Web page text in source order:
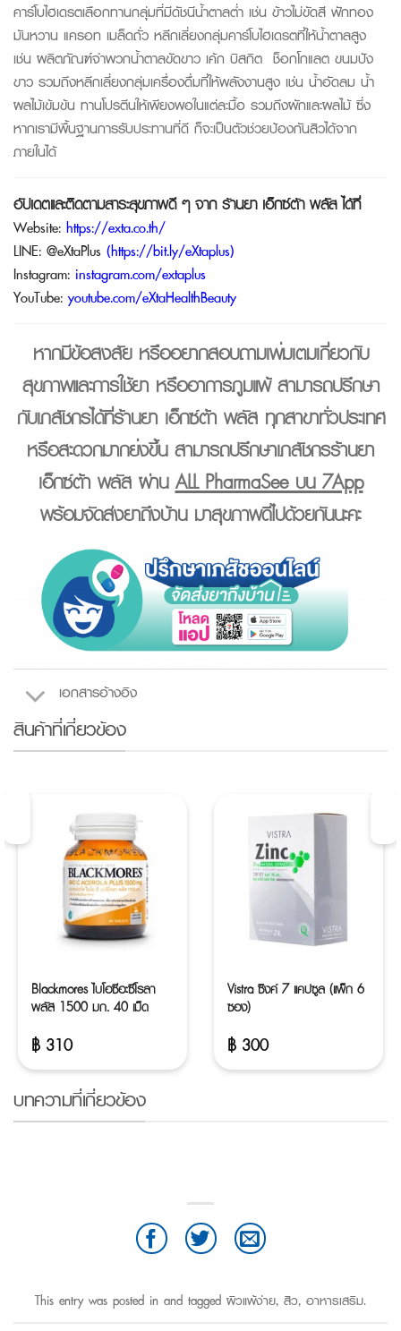
คาร์โบไฮเดรตเลือกทานกลุ่มที่มีดัชนีน้ำตาลต่ำ เช่น ข้าวไม่ขัดสี ฟักทอง
มันหวาน แครอท เมล็ดถั่ว หลีกเลี่ยงกลุ่มคาร์โบไฮเดรตที่ให้น้ำตาลสูง
เช่น ผลิตภัณฑ์จำพวกน้ำตาลขัดขาว เค้ก บิสกิต ช็อกโกแลต ขนมปัง
ขาว รวมถึงหลีกเลี่ยงกลุ่มเครื่องดื่มที่ให้พลังงานสูง เช่น น้ำอัดลม น้ำ
ผลไม้เข้มข้น ทานโปรตีนให้เพียงพอในแต่ละมื้อ รวมถึงผักและผลไม้ ซึ่ง
หากเรามีพื้นฐานการรับประทานที่ดี ก็จะเป็นตัวช่วยป้องกันสิวได้จาก
ภายในได้
อัปเดตและติดตามสาระสุขภาพดี ๆ จากร้านยา เอ็กซ์ต้า พลัสได้ที่
Website: https://exta.co.th/
LINE: @eXtaPlus (https://bit.ly/eXtaplus)
Instagram: instagram.com/extaplus
YouTube: youtube.com/eXtaHealthBeauty
หากมีข้อสงสัย หรืออยากสอบถามเพิ่มเติมเกี่ยวกับ
สุขภาพและการใช้ยา หรืออาการภูมิแพ้ สามารถปรึกษา
กับเภสัชกรได้ที่ร้านยา เอ็กซ์ต้า พลัสทุกสาขาทั่วประเทศ
หรือสะดวกมากยิ่งขึ้น สามารถปรึกษาเภสัชกรร้านยา
เอ็กซ์ต้า พลัส ผ่านALL PharmaSee บน 7App
พร้อมจัดส่งยาถึงบ้าน มาสุขภาพดีไปด้วยกันนะคะ
เอกสารอ้างอิง
สินค้าที่เกี่ยวข้อง
Blackmores ไบโอซีอะซีโรลา
พลัส 1500 มก. 40 เม็ด
฿ 310
Vistra ซิงค์ 7 แคปซูล (แพ็ก 6
ซอง)
฿ 300
บทความที่เกี่ยวข้อง
This entry was posted in and tagged ผิวแพ้ง่าย, สิว, อาหารเสริม.